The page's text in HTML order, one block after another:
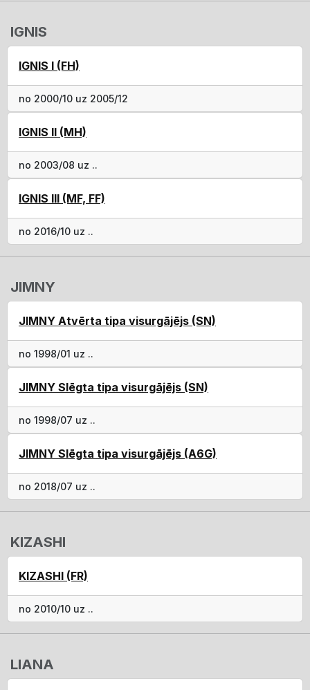
IGNIS
IGNIS I (FH)
no 2000/10 uz 2005/12
IGNIS II (MH)
no 2003/08 uz ..
IGNIS III (MF, FF)
no 2016/10 uz ..
JIMNY
JIMNY Atvērta tipa visurgājējs (SN)
no 1998/01 uz ..
JIMNY Slēgta tipa visurgājējs (SN)
no 1998/07 uz ..
JIMNY Slēgta tipa visurgājējs (A6G)
no 2018/07 uz ..
KIZASHI
KIZASHI (FR)
no 2010/10 uz ..
LIANA